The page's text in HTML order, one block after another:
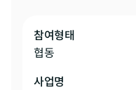
참여형태
협동
사업명